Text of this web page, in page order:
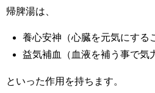
帰脾湯は、
養心安神（心臓を元気にする
益気補血（血液を補う事で気
といった作用を持ちます。